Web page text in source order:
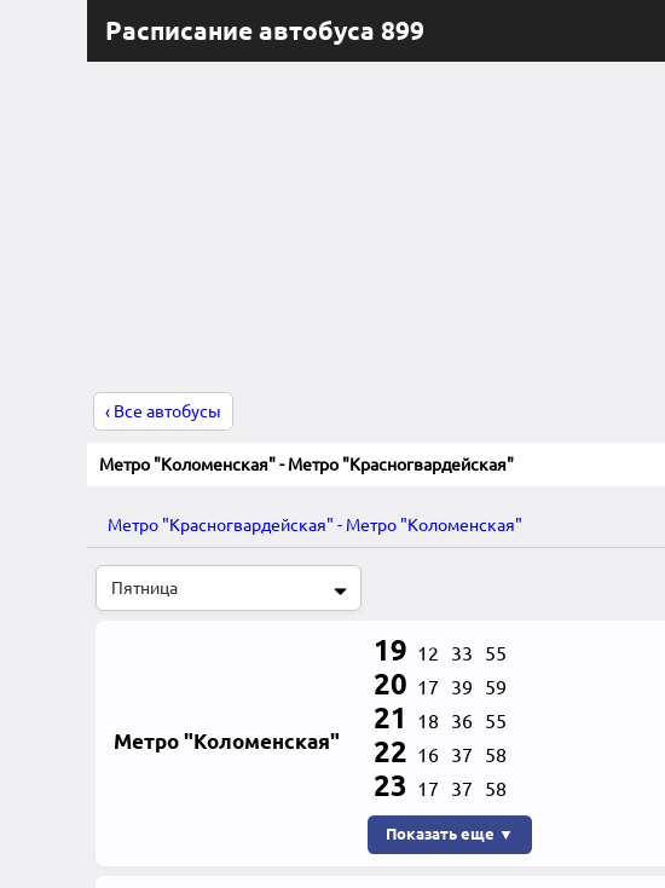
Расписание автобуса 899
‹ Все автобусы
Метро "Коломенская" - Метро "Красногвардейская"
Метро "Красногвардейская" - Метро "Коломенская"
Метро "Коломенская"
19 12 33 55
20 17 39 59
21 18 36 55
22 16 37 58
23 17 37 58
Показать еще ▼